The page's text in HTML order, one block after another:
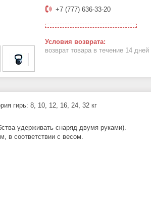
+7 (777) 636-33-20
возврат товара в течение 14 дней
гирь: 8, 10, 12, 16, 24, 32 кг
удерживать снаряд двумя руками).
в соответствии с весом.